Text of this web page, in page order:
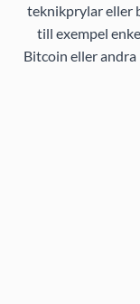
teknikprylar eller
till exempel
Bitcoin eller